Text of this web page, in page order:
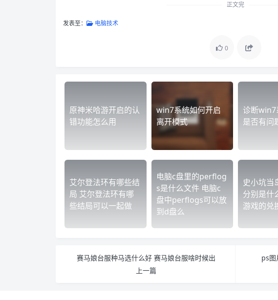
正文完
发表至： 电脑技术
0
原神米哈游开启的认
错功能怎么用
win7系统如何开启
离开模式
诊断win7
是否有问
艾尔登法环有哪些结
局 艾尔登法环有哪
些结局可以一起做
电脑c盘里的perflog
s是什么文件 电脑c
盘中perflogs可以放
到d盘么
史小坑当
分别是什
游戏的兑
赛马娘台服种马选什么好 赛马娘台服啥时候出
上一篇
ps图